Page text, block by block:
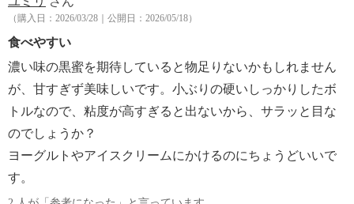
（購入日：2026/03/28｜公開日：2026/05/18）
食べやすい
濃い味の黒蜜を期待していると物足りないかもしれません
が、甘すぎず美味しいです。小ぶりの硬いしっかりしたボ
トルなので、粘度が高すぎると出ないから、サラッと目な
のでしょうか？
ヨーグルトやアイスクリームにかけるのにちょうどいいで
す。